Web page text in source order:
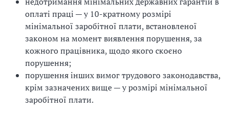
оплаті праці — у 10-кратному розмірі
мінімальної заробітної плати, встановленої
законом на момент виявлення порушення, за
кожного працівника, щодо якого скоєно
порушення;
порушення інших вимог трудового законодавства,
крім зазначених вище — у розмірі мінімальної
заробітної плати.